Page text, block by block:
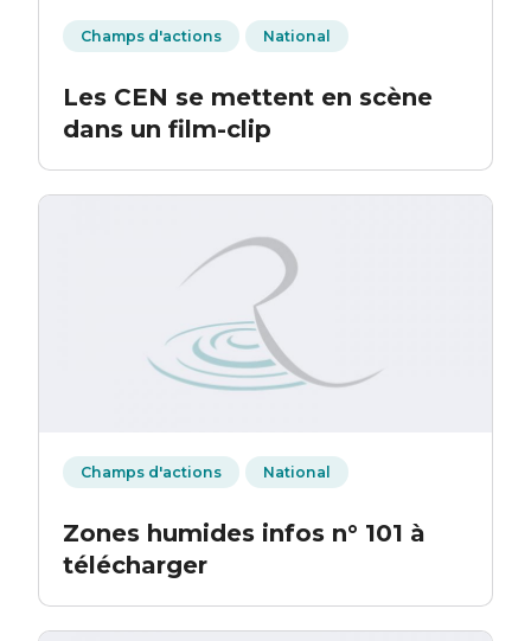
Champs d'actions National
Les CEN se mettent en scène
dans un film-clip
Champs d'actions National
Zones humides infos n° 101 à
télécharger